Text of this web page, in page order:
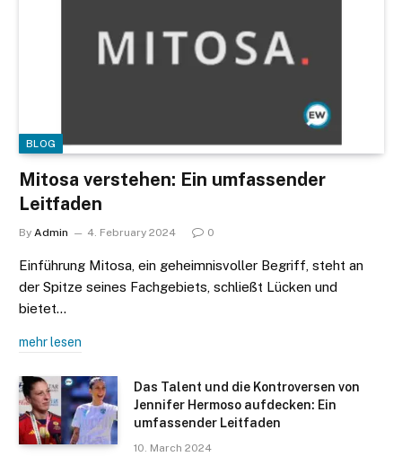
BLOG
Mitosa verstehen: Ein umfassender
Leitfaden
By Admin 4. February 2024 0
Einführung Mitosa, ein geheimnisvoller Begriff, steht an
der Spitze seines Fachgebiets, schließt Lücken und
bietet…
mehr lesen
Das Talent und die Kontroversen von
Jennifer Hermoso aufdecken: Ein
umfassender Leitfaden
10. March 2024